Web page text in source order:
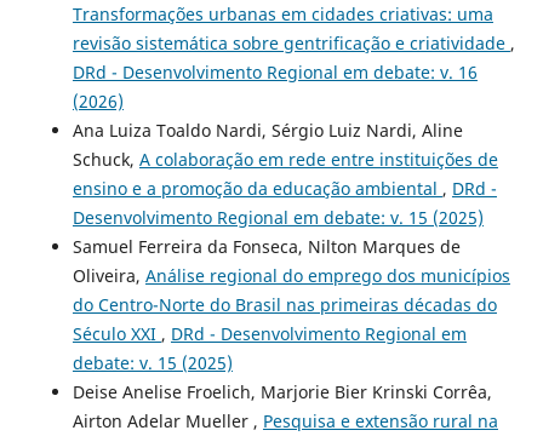
Transformações urbanas em cidades criativas: uma
revisão sistemática sobre gentrificação e criatividade ,
DRd - Desenvolvimento Regional em debate: v. 16
(2026)
Ana Luiza Toaldo Nardi, Sérgio Luiz Nardi, Aline
Schuck, A colaboração em rede entre instituições de
ensino e a promoção da educação ambiental , DRd -
Desenvolvimento Regional em debate: v. 15 (2025)
Samuel Ferreira da Fonseca, Nilton Marques de
Oliveira, Análise regional do emprego dos municípios
do Centro-Norte do Brasil nas primeiras décadas do
Século XXI , DRd - Desenvolvimento Regional em
debate: v. 15 (2025)
Deise Anelise Froelich, Marjorie Bier Krinski Corrêa,
Airton Adelar Mueller , Pesquisa e extensão rural na